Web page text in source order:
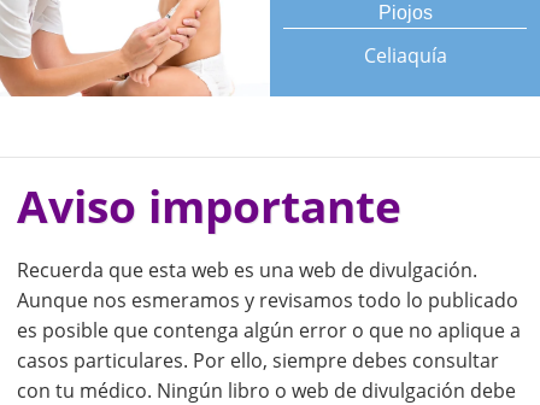
Piojos
Celiaquía
Aviso importante
Recuerda que esta web es una web de divulgación.
Aunque nos esmeramos y revisamos todo lo publicado
es posible que contenga algún error o que no aplique a
casos particulares. Por ello, siempre debes consultar
con tu médico. Ningún libro o web de divulgación debe